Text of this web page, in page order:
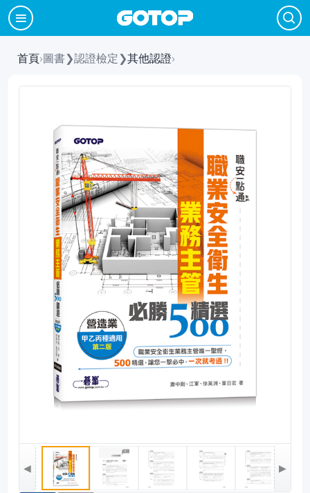
首頁›圖書❯認證檢定❯其他認證›
◀ ▶